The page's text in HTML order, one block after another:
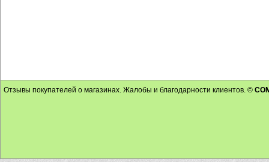
Отзывы покупателей о магазинах. Жалобы и благодарности клиентов. ©